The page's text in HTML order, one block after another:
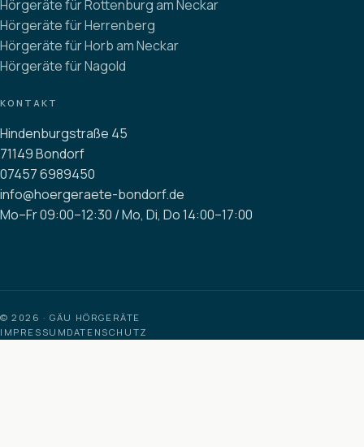
Hörgeräte für Rottenburg am Neckar
Hörgeräte für Herrenberg
Hörgeräte für Horb am Neckar
Hörgeräte für Nagold
KONTAKT
Hindenburgstraße 45
71149 Bondorf
07457 6989450
info@hoergeraete-bondorf.de
Mo–Fr 09:00–12:30 / Mo, Di, Do 14:00–17:00
© 2026 · GÄU HÖRGERÄTE
IMPRESSUM DATENSCHUTZ